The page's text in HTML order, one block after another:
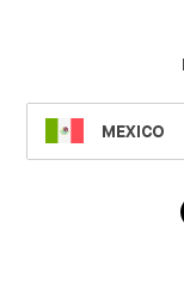
SELECT
LANGUAGE
MEXICO